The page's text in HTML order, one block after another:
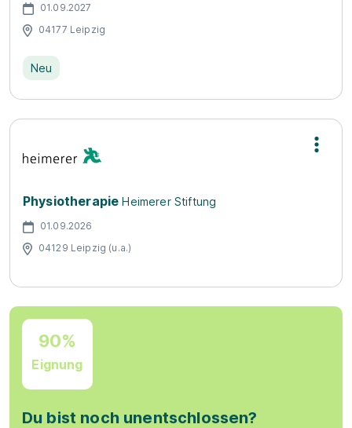
01.09.2027
04177 Leipzig
Neu
Physiotherapie Heimerer Stiftung
01.09.2026
04129 Leipzig (u.a.)
90%
Eignung
Du bist noch unentschlossen?